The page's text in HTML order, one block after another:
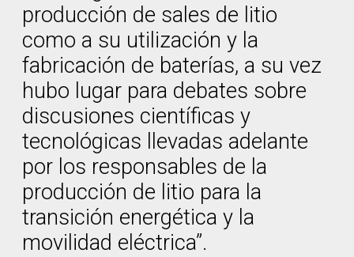
producción de sales de litio
como a su utilización y la
fabricación de baterías, a su vez
hubo lugar para debates sobre
discusiones científicas y
tecnológicas llevadas adelante
por los responsables de la
producción de litio para la
transición energética y la
movilidad eléctrica”.